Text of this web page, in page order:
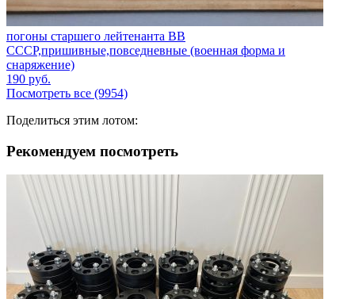
погоны старшего лейтенанта ВВ
СССР,пришивные,повседневные (военная форма и
снаряжение)
190 руб.
Посмотреть все (9954)
Поделиться этим лотом:
Рекомендуем посмотреть